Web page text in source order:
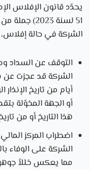
يحدّد قانون الإفلاس
51 لسنة
الشركة في حالة إفلاس،
التوقف عن السداد
أيام من تاريخ
هذا التاريخ أو من
اضطراب المركز
الشركة على الوفاء
مما يعكس خللاً